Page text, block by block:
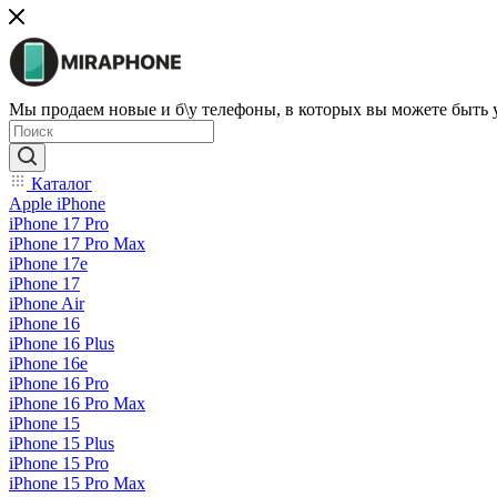
Мы продаем новые и б\у телефоны, в которых вы можете быть
Каталог
Apple iPhone
iPhone 17 Pro
iPhone 17 Pro Max
iPhone 17e
iPhone 17
iPhone Air
iPhone 16
iPhone 16 Plus
iPhone 16e
iPhone 16 Pro
iPhone 16 Pro Max
iPhone 15
iPhone 15 Plus
iPhone 15 Pro
iPhone 15 Pro Max